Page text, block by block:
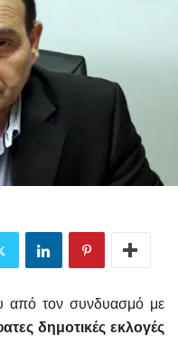
από τον συνδυασμό με
δημοτικές εκλογές